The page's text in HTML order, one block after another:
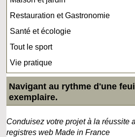
Restauration et Gastronomie
Santé et écologie
Tout le sport
Vie pratique
Navigant au rythme d'une
exemplaire.
Conduisez votre projet à la réussite
registres web Made in France